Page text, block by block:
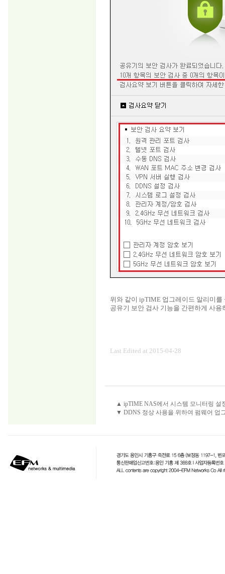
위와 같이 ipTIME 업그레이드 알리미
공유기 보안 검사 기능을 간편하게 사용
Last Edited at 2015-04-28
▲ ipTIME NAS에서 시스템 모니터링 설
▼ DDNS 정상 사용을 위하여 펌웨어 업